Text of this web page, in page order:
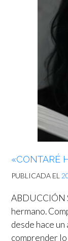
«CONTARÉ
PUBLICADA EL
ABDUCCIÓN
hermano.
desde hace
comprender lo